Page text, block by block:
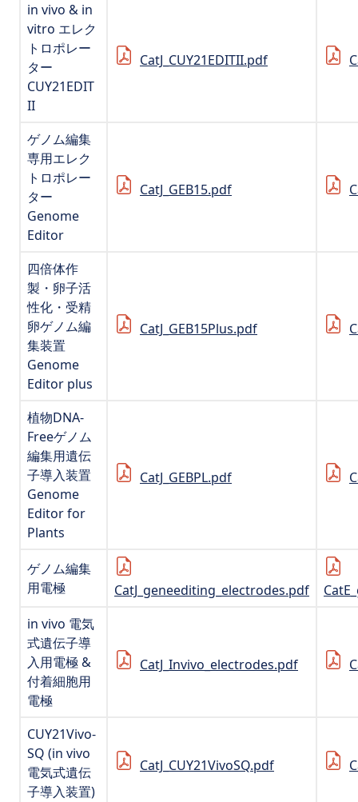
in vivo & in
vitro エレク
トロポレー
ター
CUY21EDIT
II
CatJ_CUY21EDITII.pdf
ゲノム編集
専用エレク
トロポレー
ター
Genome
Editor
CatJ_GEB15.pdf
四倍体作
製・卵子活
性化・受精
卵ゲノム編
集装置
Genome
Editor plus
CatJ_GEB15Plus.pdf
植物DNA-
Freeゲノム
編集用遺伝
子導入装置
Genome
Editor for
Plants
CatJ_GEBPL.pdf
ゲノム編集
用電極
CatJ_geneediting_electrodes.pdf
in vivo 電気
式遺伝子導
入用電極 &
付着細胞用
電極
CatJ_Invivo_electrodes.pdf
CUY21Vivo-
SQ (in vivo
電気式遺伝
子導入装置)
CatJ_CUY21VivoSQ.pdf